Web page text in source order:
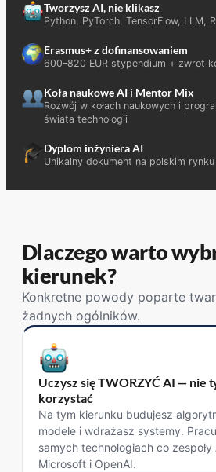
Tworzysz AI, nie klikasz
Python, PyTorch, TensorFlow, LLM,
Erasmus+ z dofinansowaniem
600–820 EUR stypendium + zwrot
Koła naukowe AI i Mentor Mix
Rozwój w kołach naukowych i
świata technologii
Dyplom inżyniera AI
Unikalny dokument na polskim
Dlaczego warto
kierunek?
Konkretne powody poparte
żadnych ogólników.
Uczysz się TWORZYĆ AI — nie
korzystać
Na tym kierunku budujesz
modele i wdrażasz systemy.
samych technologiach co zespoły
Microsoft i OpenAI.